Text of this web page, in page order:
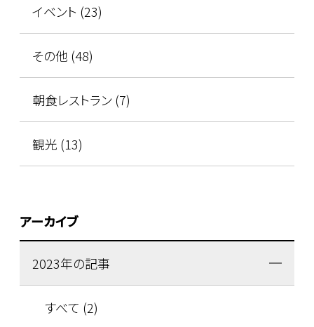
イベント (23)
その他 (48)
朝食レストラン (7)
観光 (13)
アーカイブ
2023年の記事
すべて (2)